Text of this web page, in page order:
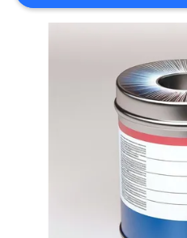
MAPPA